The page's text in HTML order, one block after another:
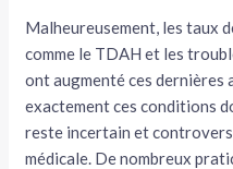
Malheureusement, les taux
comme le TDAH et les
ont augmenté ces dernières
exactement ces conditions
reste incertain et
médicale. De nombreux